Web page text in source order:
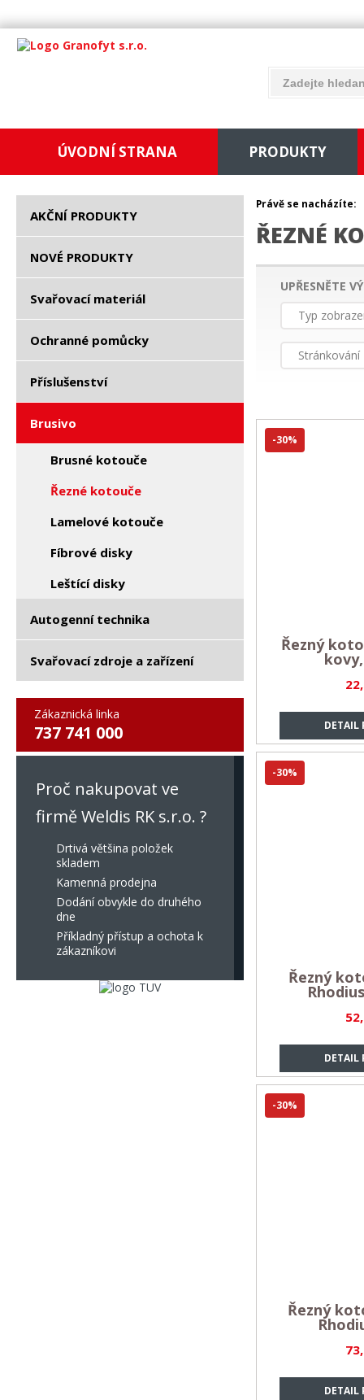
ÚVODNÍ STRANA PRODUKTY
AKČNÍ PRODUKTY
NOVÉ PRODUKTY
Svařovací materiál
Ochranné pomůcky
Příslušenství
Brusivo
Brusné kotouče
Řezné kotouče
Lamelové kotouče
Fíbrové disky
Leštící disky
Autogenní technika
Svařovací zdroje a zařízení
Zákaznická linka
737 741 000
Proč nakupovat ve
firmě Weldis RK s.r.o. ?
Drtivá většina položek
skladem
Kamenná prodejna
Dodání obvykle do druhého
dne
Příkladný přístup a ochota k
zákazníkovi
Právě se nacházíte:
ŘEZNÉ
UPŘESNĚTE
Typ
Stránkování
DETAIL
Řezný
-30%
DETAIL
Řezný
-30%
DETAIL
Řezný
-30%